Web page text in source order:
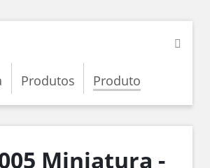
Produtos Produto
Miniatura -